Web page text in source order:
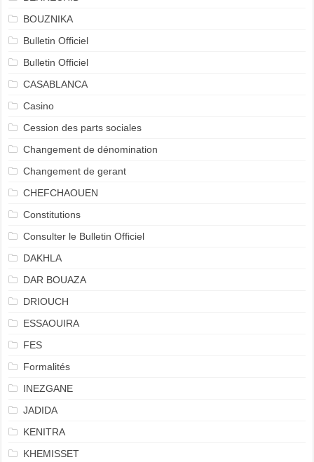
BOUZNIKA
Bulletin Officiel
Bulletin Officiel
CASABLANCA
Casino
Cession des parts sociales
Changement de dénomination
Changement de gerant
CHEFCHAOUEN
Constitutions
Consulter le Bulletin Officiel
DAKHLA
DAR BOUAZA
DRIOUCH
ESSAOUIRA
FES
Formalités
INEZGANE
JADIDA
KENITRA
KHEMISSET